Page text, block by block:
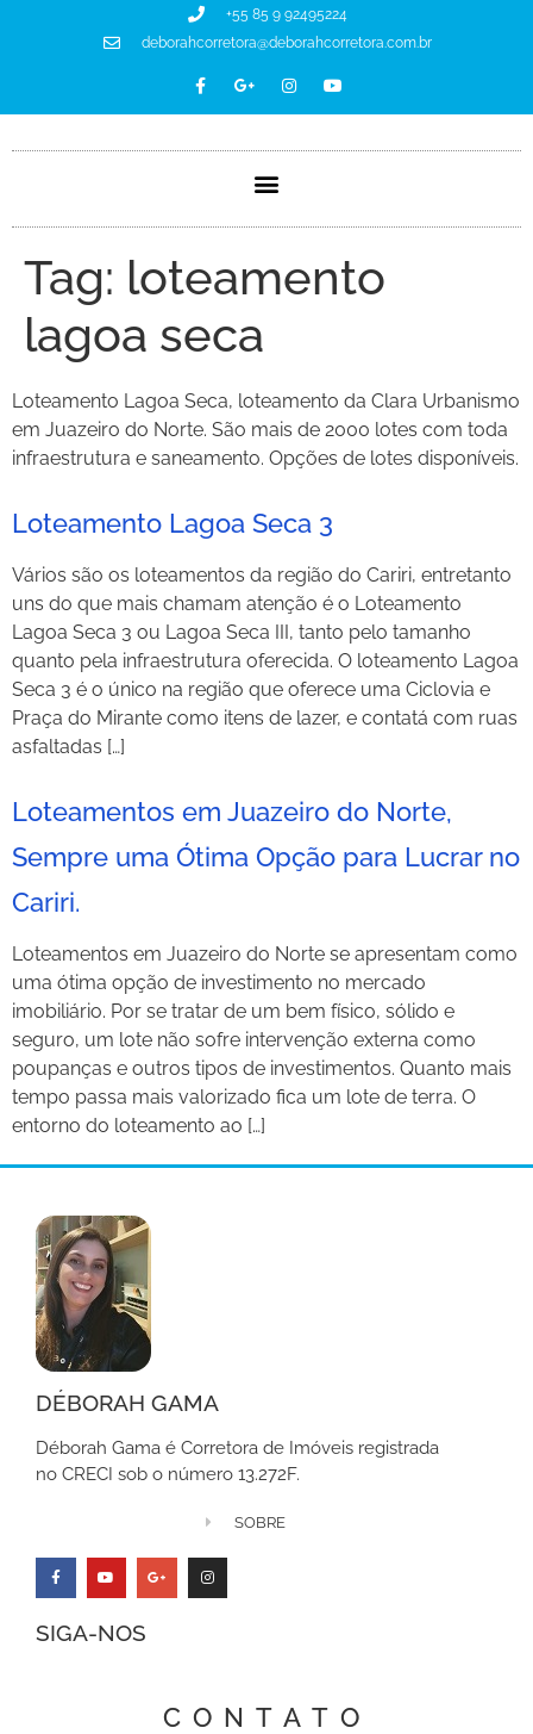
+55 85 9 92495224
deborahcorretora@deborahcorretora.com.br
Tag: loteamento
lagoa seca
Loteamento Lagoa Seca, loteamento da Clara Urbanismo
em Juazeiro do Norte. São mais de 2000 lotes com toda
infraestrutura e saneamento. Opções de lotes disponíveis.
Loteamento Lagoa Seca 3
Vários são os loteamentos da região do Cariri, entretanto
uns do que mais chamam atenção é o Loteamento
Lagoa Seca 3 ou Lagoa Seca III, tanto pelo tamanho
quanto pela infraestrutura oferecida. O loteamento Lagoa
Seca 3 é o único na região que oferece uma Ciclovia e
Praça do Mirante como itens de lazer, e contatá com ruas
asfaltadas […]
Loteamentos em Juazeiro do Norte,
Sempre uma Ótima Opção para Lucrar no
Cariri.
Loteamentos em Juazeiro do Norte se apresentam como
uma ótima opção de investimento no mercado
imobiliário. Por se tratar de um bem físico, sólido e
seguro, um lote não sofre intervenção externa como
poupanças e outros tipos de investimentos. Quanto mais
tempo passa mais valorizado fica um lote de terra. O
entorno do loteamento ao […]
DÉBORAH GAMA
Déborah Gama é Corretora de Imóveis registrada
no CRECI sob o número 13.272F.
SOBRE
SIGA-NOS
CONTATO